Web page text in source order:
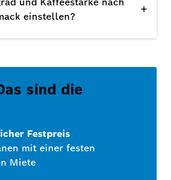
einstellen?
+
sind die
Festpreis
mit einer festen
Miete